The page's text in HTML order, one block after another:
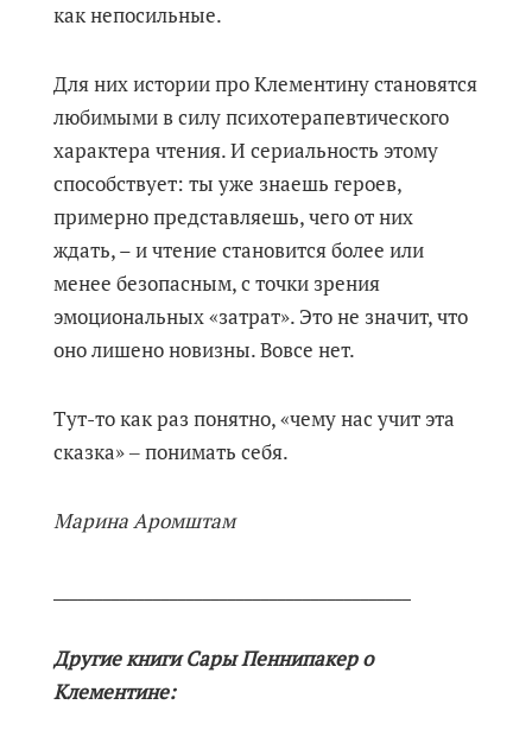
как непосильные.
Для них истории про Клементину становятся
любимыми в силу психотерапевтического
характера чтения. И сериальность этому
способствует: ты уже знаешь героев,
примерно представляешь, чего от них
ждать, – и чтение становится более или
менее безопасным, с точки зрения
эмоциональных «затрат». Это не значит, что
оно лишено новизны. Вовсе нет.
Тут-то как раз понятно, «чему нас учит эта
сказка» ‒ понимать себя.
Марина Аромштам
Другие книги Сары Пеннипакер о
Клементине: